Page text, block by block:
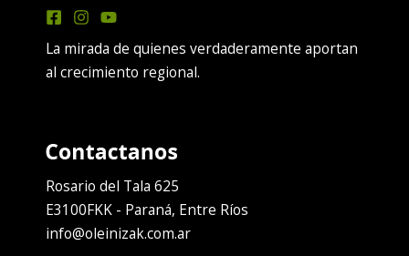
La mirada de quienes verdaderamente aportan
al crecimiento regional.
Rosario del Tala 625
E3100FKK - Paraná, Entre Ríos
info@oleinizak.com.ar